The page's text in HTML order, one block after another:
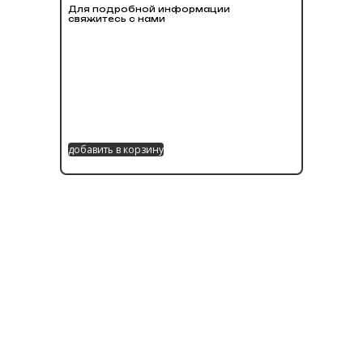
Для подробной информации
свяжитесь с нами
добавить в корзину